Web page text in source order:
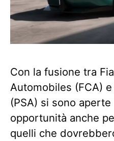
Con la fusione tra
Automobiles (FCA)
(PSA) si sono
opportunità anche
quelli che